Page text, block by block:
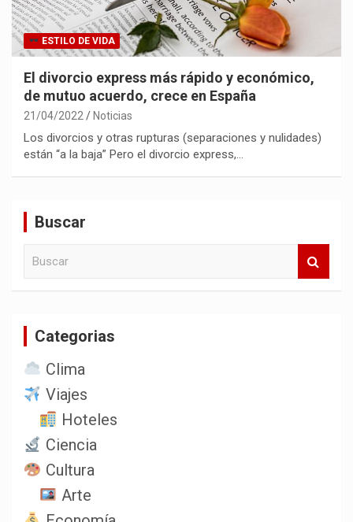
ESTILO DE VIDA
El divorcio express más rápido y económico,
de mutuo acuerdo, crece en España
21/04/2022 Noticias
Los divorcios y otras rupturas (separaciones y nulidades)
están “a la baja” Pero el divorcio express,…
Buscar
Categorias
Clima
Viajes
Hoteles
Ciencia
Cultura
Arte